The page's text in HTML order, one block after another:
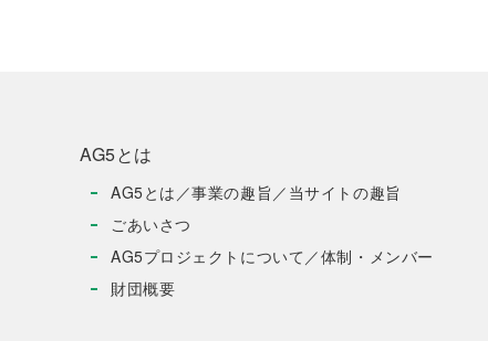
AG5とは
AG5とは／事業の趣旨／当サイトの趣旨
ごあいさつ
AG5プロジェクトについて／体制・メンバー
財団概要